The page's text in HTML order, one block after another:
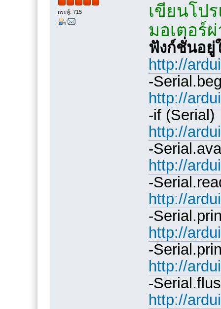
กระทู้: 715
เขียนโป
มอเตอร์
ฟังก์ชั่นอยู่
http://
-
http://
-if (Serial)
http://
-
http://
-
http://
-
http://
-
http://
-
http://